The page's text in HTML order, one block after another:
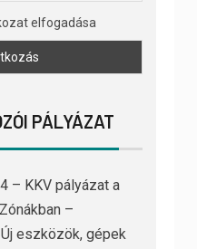
elfogadása
PÁLYÁZAT
– KKV pályázat a
–
eszközök, gépek